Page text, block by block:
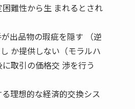
難性から生 まれるとされ
出品物の瑕疵を隠す （逆
か提供しない（モラルハ
取引の価格交 渉を行う
理想的な経済的交換シス